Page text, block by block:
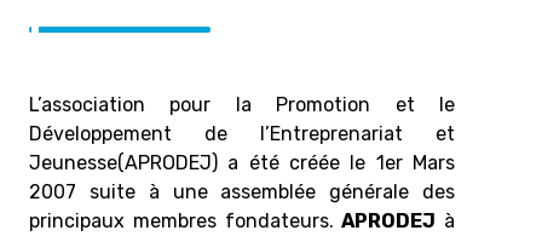
L’association pour la Promotion et le
Développement de l’Entreprenariat et
Jeunesse(APRODEJ) a été créée le 1er Mars
2007 suite à une assemblée générale des
principaux membres fondateurs.APRODEJ à